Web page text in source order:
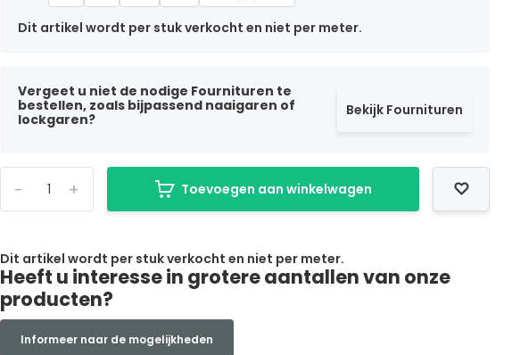
Dit artikel wordt per stuk verkocht en niet per meter.
Vergeet u niet de nodige Fournituren te
bestellen, zoals bijpassend naaigaren of
lockgaren?
Bekijk Fournituren
+
- Toevoegen aan winkelwagen
Dit artikel wordt per stuk verkocht en niet per meter.
Heeft u interesse in grotere aantallen van onze
producten?
Informeer naar de mogelijkheden